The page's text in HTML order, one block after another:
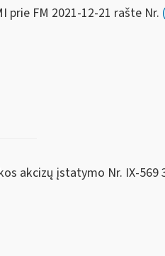
prie FM 2021-12-21 rašte Nr.
akcizų įstatymo Nr. IX-